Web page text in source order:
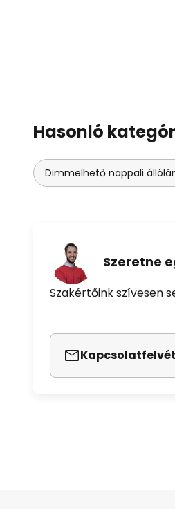
Hasonló
Dimmelhető nappali
Szeretne
Szakértőink szívesen